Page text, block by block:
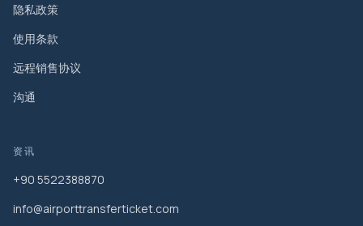
隐私政策
使用条款
远程销售协议
沟通
资讯
+90 5522388870
info@airporttransferticket.com